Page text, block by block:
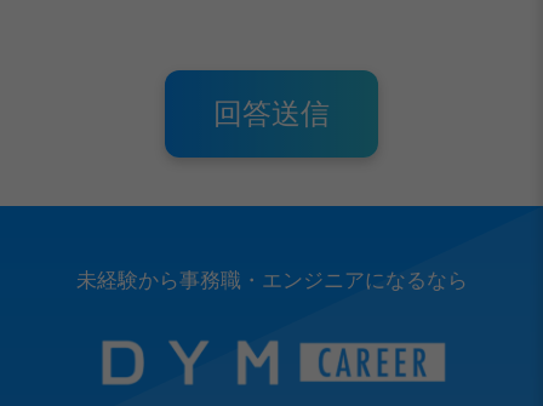
未経験から事務職・エンジニアになるなら